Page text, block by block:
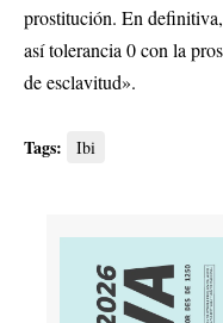
prostitución. En
así tolerancia 0 con la
de esclavitud».
Tags: Ibi